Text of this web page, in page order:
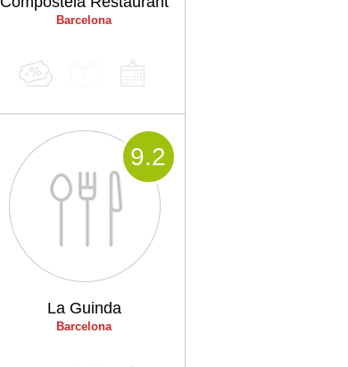
Barcelona
La Guinda
Barcelona
9.2